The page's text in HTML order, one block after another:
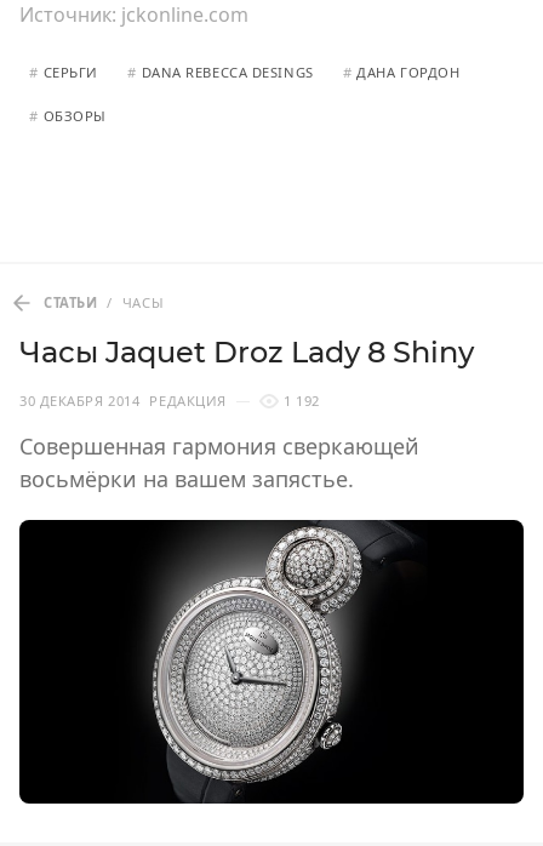
Источник: jckonline.com
# СЕРЬГИ # DANA REBECCA DESINGS # ДАНА ГОРДОН
# ОБЗОРЫ
СТАТЬИ / ЧАСЫ
Часы Jaquet Droz Lady 8 Shiny
30 ДЕКАБРЯ 2014 РЕДАКЦИЯ 1 192
Совершенная гармония сверкающей
восьмёрки на вашем запястье.